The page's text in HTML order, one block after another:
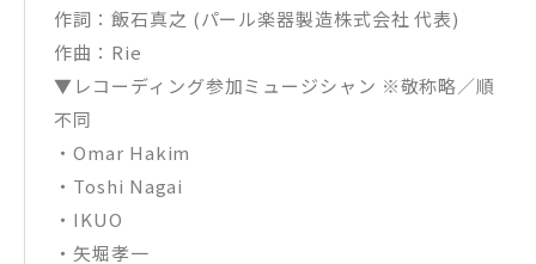
作詞：飯石真之 (パール楽器製造株式会社 代表)
作曲：Rie
▼レコーディング参加ミュージシャン ※敬称略／順
不同
・Omar Hakim
・Toshi Nagai
・IKUO
・矢堀孝一